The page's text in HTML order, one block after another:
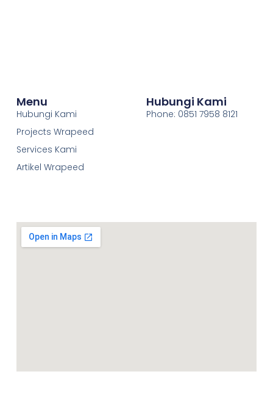
Menu
Hubungi Kami
Projects Wrapeed
Services Kami
Artikel Wrapeed
Hubungi Kami
Phone: 0851 7958 8121